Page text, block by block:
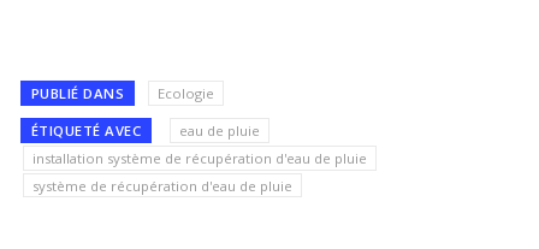
PUBLIÉ DANS Ecologie
ÉTIQUETÉ AVEC
eau de pluie
installation système de récupération d'eau de pluie
système de récupération d'eau de pluie